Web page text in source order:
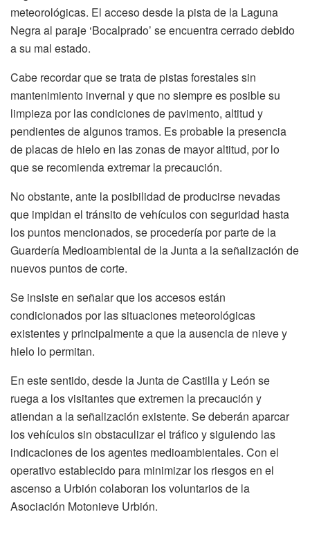
meteorológicas. El acceso desde la pista de la Laguna
Negra al paraje ‘Bocalprado’ se encuentra cerrado debido
a su mal estado.
Cabe recordar que se trata de pistas forestales sin
mantenimiento invernal y que no siempre es posible su
limpieza por las condiciones de pavimento, altitud y
pendientes de algunos tramos. Es probable la presencia
de placas de hielo en las zonas de mayor altitud, por lo
que se recomienda extremar la precaución.
No obstante, ante la posibilidad de producirse nevadas
que impidan el tránsito de vehículos con seguridad hasta
los puntos mencionados, se procedería por parte de la
Guardería Medioambiental de la Junta a la señalización de
nuevos puntos de corte.
Se insiste en señalar que los accesos están
condicionados por las situaciones meteorológicas
existentes y principalmente a que la ausencia de nieve y
hielo lo permitan.
En este sentido, desde la Junta de Castilla y León se
ruega a los visitantes que extremen la precaución y
atiendan a la señalización existente. Se deberán aparcar
los vehículos sin obstaculizar el tráfico y siguiendo las
indicaciones de los agentes medioambientales. Con el
operativo establecido para minimizar los riesgos en el
ascenso a Urbión colaboran los voluntarios de la
Asociación Motonieve Urbión.